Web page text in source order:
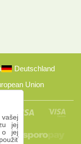
Deutschland
Union
jej
o jej